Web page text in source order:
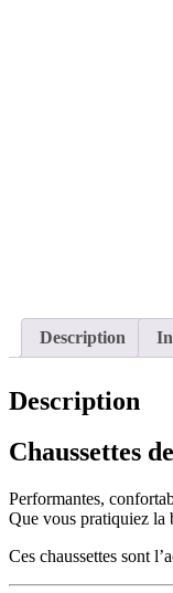
Description
Description
Chaussettes
Performantes,
Que vous pratiquiez la
Ces chaussettes sont